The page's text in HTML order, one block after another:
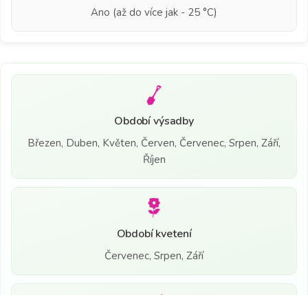
Ano (až do více jak - 25 °C)
Období výsadby
Březen, Duben, Květen, Červen, Červenec, Srpen, Září,
Říjen
Období kvetení
Červenec, Srpen, Září